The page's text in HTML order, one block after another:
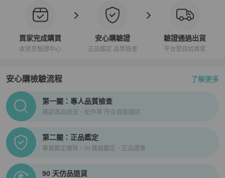
買家完成購買
收貨至驗證中心
安心購驗證
正品鑑定 品質檢查
驗證通過出貨
平台發貨給買家
安心購檢驗流程 了解更多
PopChill拍拍圈正品驗證、安心購檢驗流程介紹
第一關：專人品質檢查
確認商品狀況、配件等 符合頁面描述
第二關：正品鑑定
專業鑑定團隊、AI 儀器鑑定、正品證書
90 天仿品退貨